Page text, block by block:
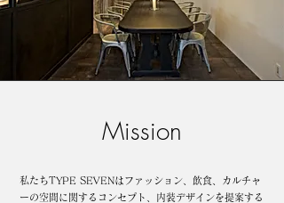
Mission
私たちTYPE SEVENはファッション、飲食、カルチャ
ーの空間に関するコンセプト、内装デザインを提案する